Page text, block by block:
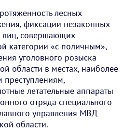
лесных
фиксации незаконных
лиц, совершающих
категории «с поличным»,
уголовного розыска
области в местах, наиболее
летательные аппараты
отряда специального
управления МВД
области.